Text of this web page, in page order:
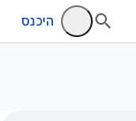
היכנס